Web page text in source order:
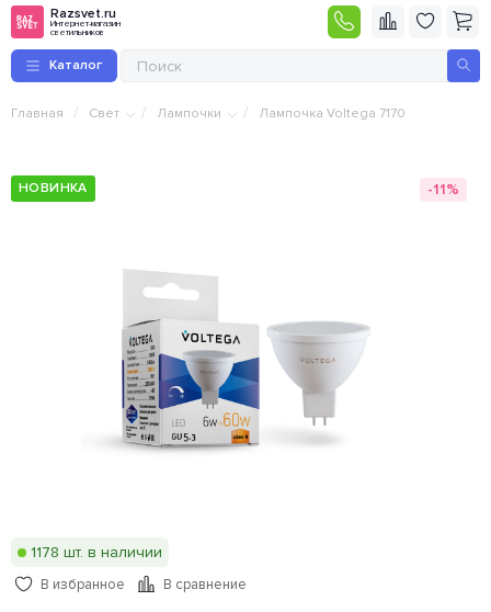
Razsvet.ru
Интернет-магазин
светильников
Каталог
Главная / Свет / Лампочки / Лампочка Voltega 7170
НОВИНКА -11%
1178 шт. в наличии
В избранное В сравнение